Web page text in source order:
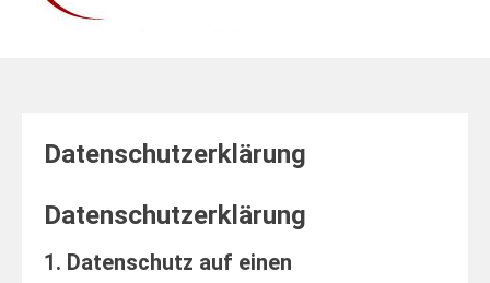
Datenschutzerklärung
Datenschutz­erklärung
1. Datenschutz auf einen